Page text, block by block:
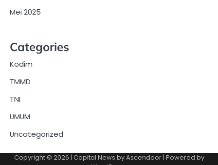
Mei 2025
Categories
Kodim
TMMD
TNI
UMUM
Uncategorized
Copyright © 2026 | Capital News byAscendoor| Powered by